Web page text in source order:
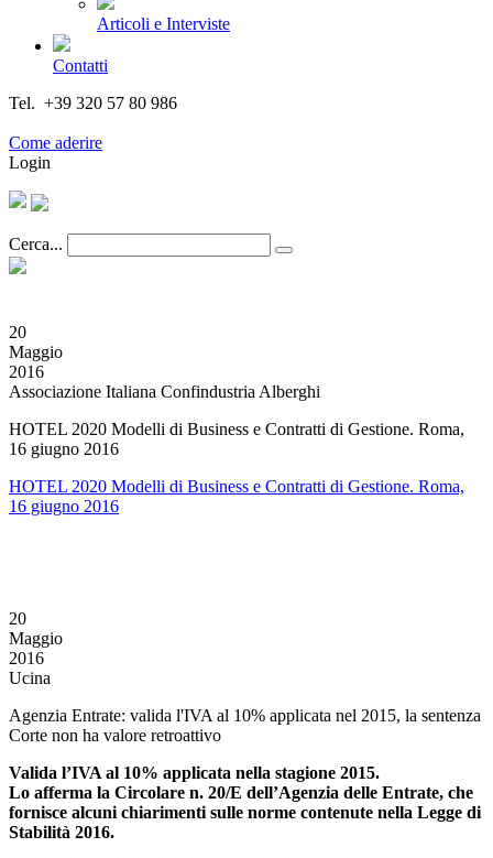
Articoli e Interviste
Contatti
Tel. +39 320 57 80 986
Come aderire
Login
Cerca...
20
Maggio
2016
Associazione Italiana Confindustria Alberghi
HOTEL 2020 Modelli di Business e Contratti di Gestione. Roma,
16 giugno 2016
HOTEL 2020 Modelli di Business e Contratti di Gestione. Roma,
16 giugno 2016
20
Maggio
2016
Ucina
Agenzia Entrate: valida l'IVA al 10% applicata nel 2015, la sentenza
Corte non ha valore retroattivo
Valida l’IVA al 10% applicata nella stagione 2015.
Lo afferma la Circolare n. 20/E dell’Agenzia delle Entrate, che
fornisce alcuni chiarimenti sulle norme contenute nella Legge di
Stabilità 2016.